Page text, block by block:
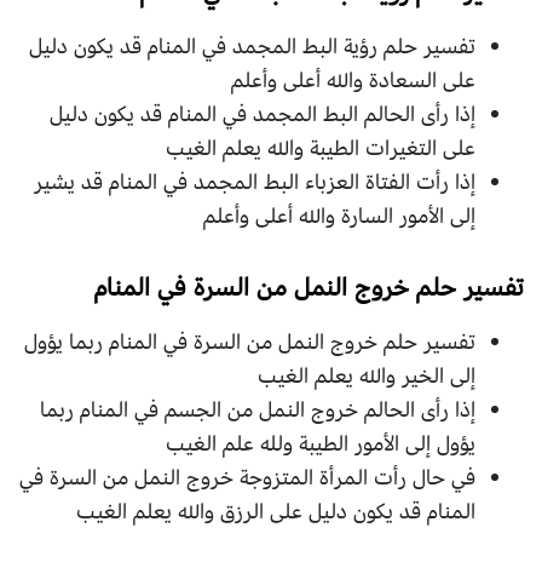
تفسير حلم رؤية البط المجمد في المنام قد يكون دليل
على السعادة والله أعلى وأعلم
إذا رأى الحالم البط المجمد في المنام قد يكون دليل
على التغيرات الطيبة والله يعلم الغيب
إذا رأت الفتاة العزباء البط المجمد في المنام قد يشير
إلى الأمور السارة والله أعلى وأعلم
تفسير حلم خروج النمل من السرة في المنام
تفسير حلم خروج النمل من السرة في المنام ربما يؤول
إلى الخير والله يعلم الغيب
إذا رأى الحالم خروج النمل من الجسم في المنام ربما
يؤول إلى الأمور الطيبة ولله علم الغيب
في حال رأت المرأة المتزوجة خروج النمل من السرة في
المنام قد يكون دليل على الرزق والله يعلم الغيب